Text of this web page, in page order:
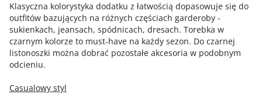
Klasyczna kolorystyka dodatku z łatwością dopasowuje się do
outfitów bazujących na różnych częściach garderoby -
sukienkach, jeansach, spódnicach, dresach. Torebka w
czarnym kolorze to must-have na każdy sezon. Do czarnej
listonoszki można dobrać pozostałe akcesoria w podobnym
odcieniu.
Casualowy styl